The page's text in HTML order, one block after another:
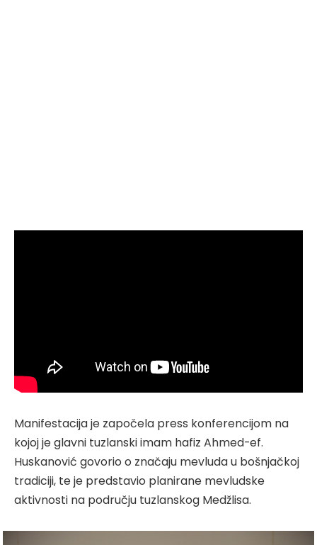
Manifestacija je započela press konferencijom na
kojoj je glavni tuzlanski imam hafiz Ahmed-ef.
Huskanović govorio o značaju mevluda u bošnjačkoj
tradiciji, te je predstavio planirane mevludske
aktivnosti na području tuzlanskog Medžlisa.